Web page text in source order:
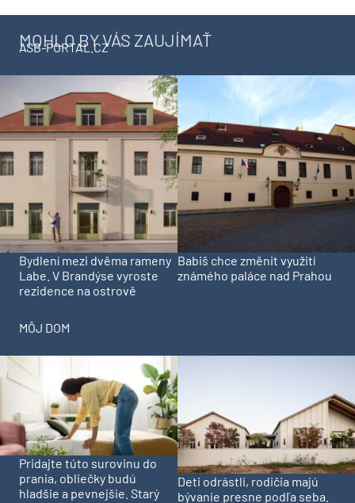
MOHLO BY VÁS ZAUJÍMAŤ
ASB-PORTAL.CZ
Bydlení mezi dvěma rameny
Labe. V Brandýse vyroste
rezidence na ostrově
Babiš chce změnit využití
známého paláce nad Prahou
MÔJ DOM
Pridajte túto surovinu do
prania, obliečky budú
hladšie a pevnejšie. Starý
Deti odrástli, rodičia majú
bývanie presne podľa seba.